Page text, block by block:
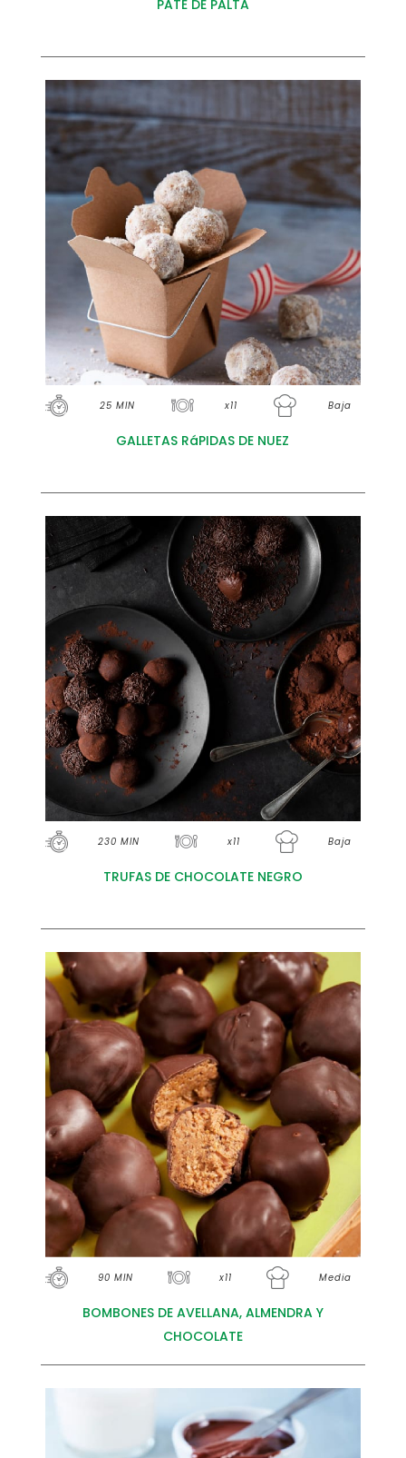
PATÉ DE PALTA
25 MIN x11 Baja
GALLETAS RáPIDAS DE NUEZ
230 MIN x11 Baja
TRUFAS DE CHOCOLATE NEGRO
90 MIN x11 Media
BOMBONES DE AVELLANA, ALMENDRA Y
CHOCOLATE